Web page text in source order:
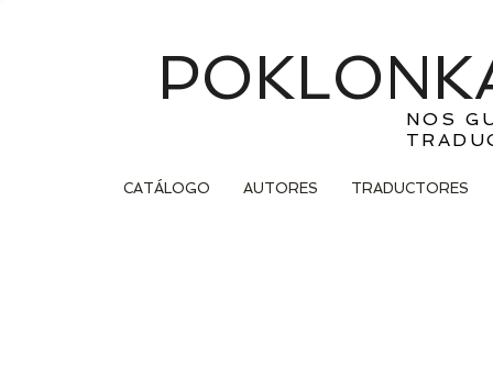
NOS
CATÁLOGO AUTORES TRADUCTORES